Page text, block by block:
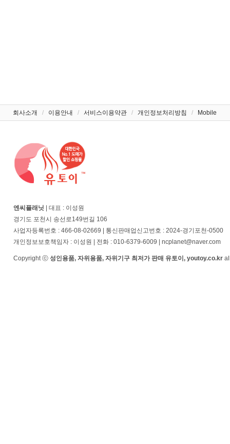
회사소개 / 이용안내 / 서비스이용약관 / 개인정보처리방침 / Mobile
엔씨플래닛 | 대표 : 이성원
경기도 포천시 송선로149번길 106
사업자등록번호 : 466-08-02669 | 통신판매업신고번호 : 2024-경기포천-0500
개인정보보호책임자 : 이성원 | 전화 : 010-6379-6009 | ncplanet@naver.com
Copyright ⓒ 성인용품, 자위용품, 자위기구 최저가 판매 유토이, youtoy.co.kr